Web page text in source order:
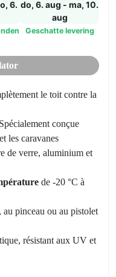
6. do, 6. aug - ma, 10.
aug
Geschatte levering
le toit contre la
conçue
les caravanes
de verre, aluminium et
de -20 °C à
pinceau ou au pistolet
résistant aux UV et